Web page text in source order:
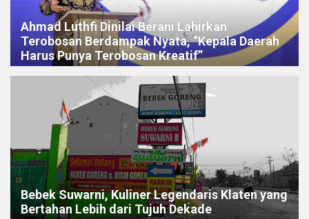
Ahmad Luthfi Dinilai Berani Lahirkan
Terobosan Berdampak Nyata, “Kepala Daerah
Harus Punya Terobosan Kreatif”
Bebek Suwarni, Kuliner Legendaris Klaten yang
Bertahan Lebih dari Tujuh Dekade